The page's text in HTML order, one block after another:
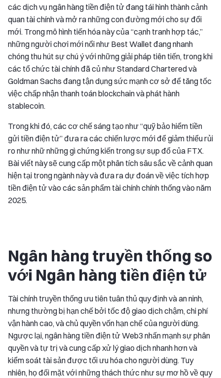
các dịch vụ ngân hàng tiền điện tử đang tái hình thành cảnh
quan tài chính và mở ra những con đường mới cho sự đổi
mới. Trong mô hình tiến hóa này của “cạnh tranh hợp tác,”
những người chơi mới nổi như Best Wallet đang nhanh
chóng thu hút sự chú ý với những giải pháp tiên tiến, trong khi
các tổ chức tài chính đã củ như Standard Chartered và
Goldman Sachs đang tận dụng sức mạnh cơ sở để tăng tốc
việc chấp nhận thanh toán blockchain và phát hành
stablecoin.
Trong khi đó, các cơ chế sáng tạo như “quỹ bảo hiểm tiền
gửi tiền điện tử” đưa ra các chiến lược mới để giảm thiểu rủi
ro như nhữ những gì chứng kiến trong sự sụp đổ của FTX.
Bài viết này sẽ cung cấp một phân tích sâu sắc về cảnh quan
hiện tại trong ngành này và đưa ra dự đoán về việc tích hợp
tiền điện tử vào các sản phẩm tài chính chính thống vào năm
2025.
Ngân hàng truyền thống so
với Ngân hàng tiền điện tử
Tài chính truyền thống ưu tiên tuân thủ quy định và an ninh,
nhưng thường bị hạn chế bởi tốc độ giao dịch chậm, chi phí
vận hành cao, và chủ quyền vốn hạn chế của người dùng.
Ngược lại, ngân hàng tiền điện tử Web3 nhấn mạnh sự phân
quyền và tự trị và cung cấp xử lý giao dịch nhanh hơn và
kiểm soát tài sản được tối ưu hóa cho người dùng. Tuy
nhiên, họ đối mặt với những thách thức như sự mơ hồ về quy